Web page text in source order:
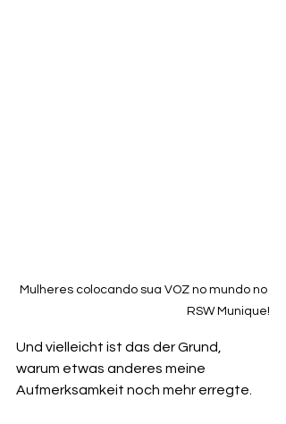
Mulheres colocando sua VOZ no mundo no
RSW Munique!
Und vielleicht ist das der Grund,
warum etwas anderes meine
Aufmerksamkeit noch mehr erregte.